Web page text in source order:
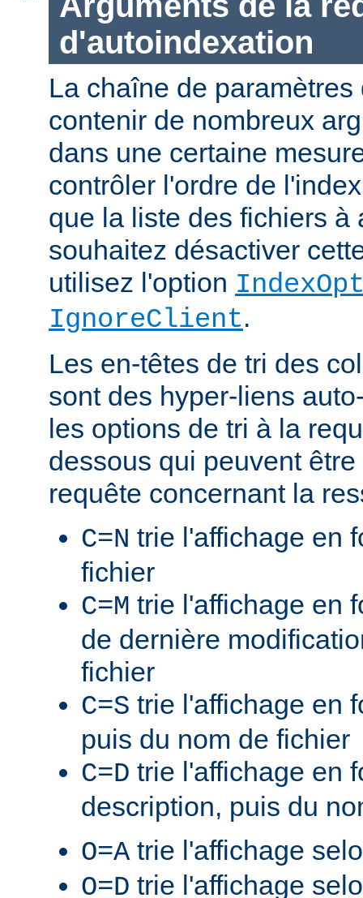
d'autoindexation
La chaîne de
contenir de nombreux
dans une certaine
contrôler l'ordre de
que la liste des fichiers à
souhaitez désactiver
utilisez l'option
IgnoreClient.
Les en-têtes de tri des
sont des hyper-liens
les options de tri à la
dessous qui peuvent
requête concernant la
C=N trie l'affichage en
fichier
C=M trie l'affichage en
de dernière
fichier
C=S trie l'affichage en
puis du nom de fichier
C=D trie l'affichage en
description, puis du
O=A trie l'affichage
O=D trie l'affichage